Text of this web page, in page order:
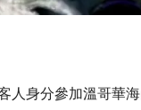
人身分參加溫哥華